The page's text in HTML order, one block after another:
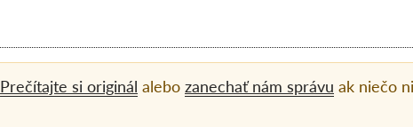
Prečítajte si originál alebo zanechať nám správu ak niečo